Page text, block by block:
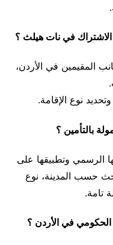
في نات هيلث ؟
المقيمين في الأردن،
نوع الإقامة.
بالتأمين ؟
الرسمي وتطبيقها على
حسب المدينة، نوع
تامة.
الحكومي في الأردن ؟